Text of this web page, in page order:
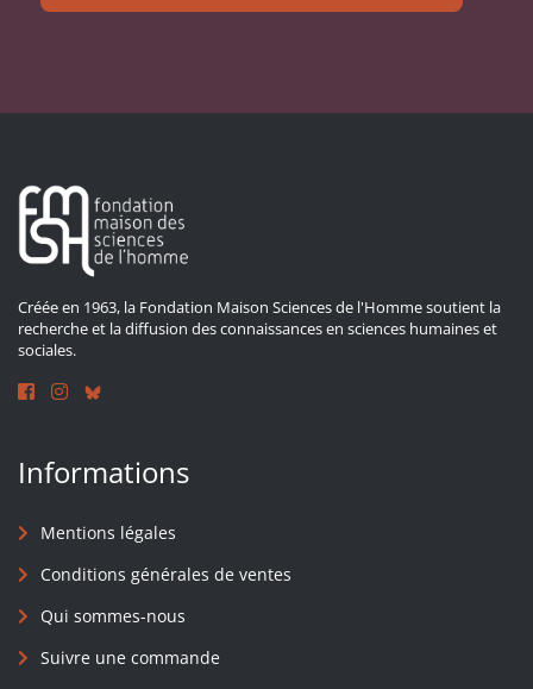
Créée en 1963, la Fondation Maison Sciences de l'Homme soutient la
recherche et la diffusion des connaissances en sciences humaines et
sociales.
Informations
Mentions légales
Conditions générales de ventes
Qui sommes-nous
Suivre une commande